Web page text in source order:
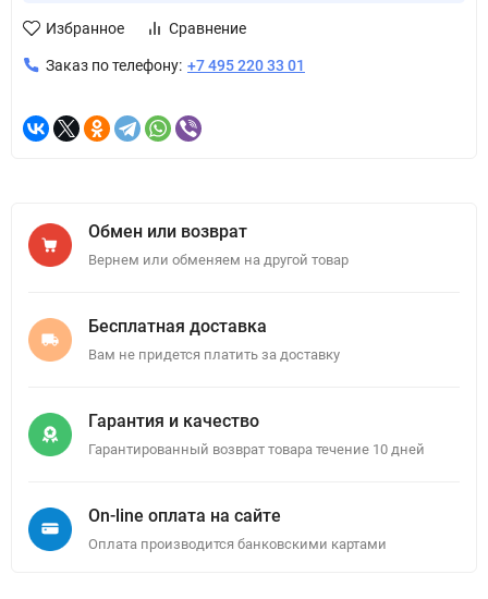
Избранное Сравнение
Заказ по телефону: +7 495 220 33 01
Обмен или возврат
Вернем или обменяем на другой товар
Бесплатная доставка
Вам не придется платить за доставку
Гарантия и качество
Гарантированный возврат товара течение 10 дней
On-line оплата на сайте
Оплата производится банковскими картами